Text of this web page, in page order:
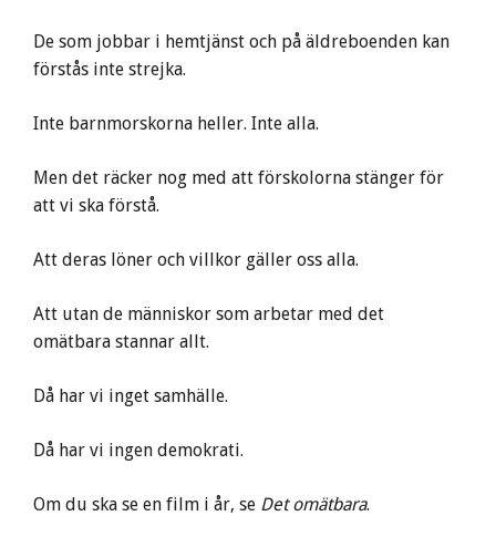
De som jobbar i hemtjänst och på äldreboenden kan
förstås inte strejka.
Inte barnmorskorna heller. Inte alla.
Men det räcker nog med att förskolorna stänger för
att vi ska förstå.
Att deras löner och villkor gäller oss alla.
Att utan de människor som arbetar med det
omätbara stannar allt.
Då har vi inget samhälle.
Då har vi ingen demokrati.
Om du ska se en film i år, se Det omätbara.